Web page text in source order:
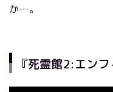
か…。
『死霊館2:エン